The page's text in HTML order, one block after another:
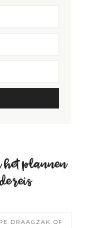
het plannen
reis
DRAAGZAK OF